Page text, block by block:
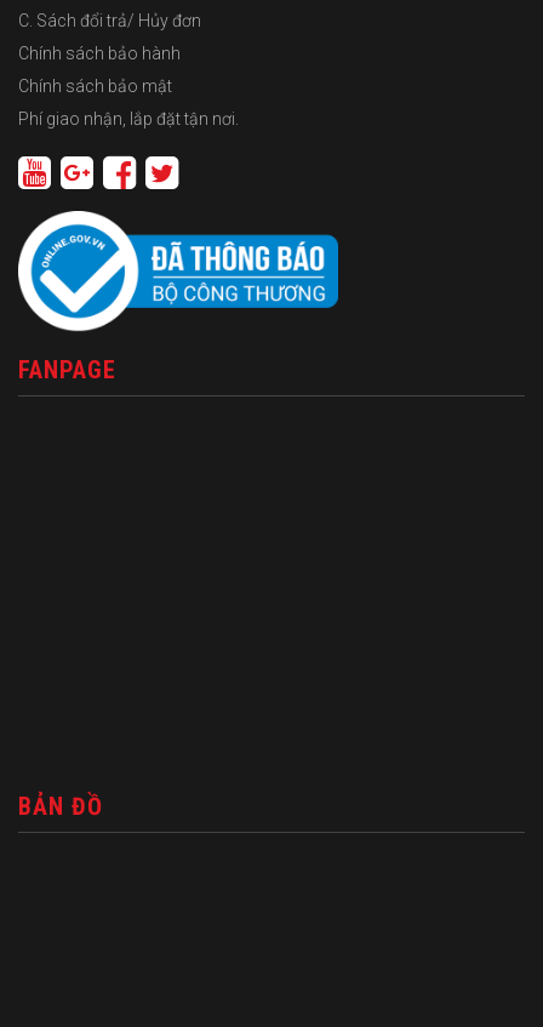
C. Sách đổi trả/ Hủy đơn
Chính sách bảo hành
Chính sách bảo mật
Phí giao nhận, lắp đặt tận nơi.
FANPAGE
BẢN ĐỒ